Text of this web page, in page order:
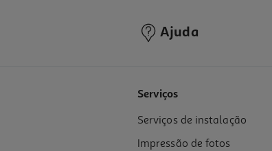
Ajuda
Serviços
Serviços de instalação
Impressão de fotos